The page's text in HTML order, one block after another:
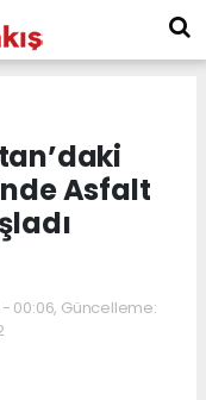
Asfalt
00:06, Güncelleme: